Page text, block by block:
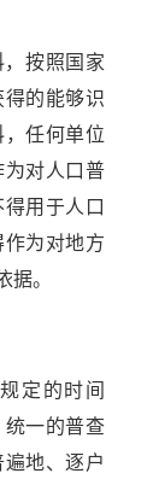
按照国家
的能够识
任何单位
对人口普
用于人口
为对地方
。
定的时间
一的普查
地、逐户